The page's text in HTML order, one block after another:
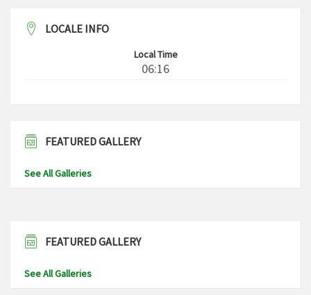
LOCALE INFO
Local Time
06:16
FEATURED GALLERY
See All Galleries
FEATURED GALLERY
See All Galleries